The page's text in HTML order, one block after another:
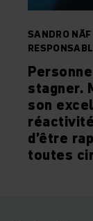
SANDRO NÄF
stagner.
son
d’être
toutes